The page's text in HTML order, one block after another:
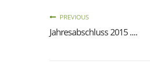
PREVIOUS
Jahresabschluss 2015 ....